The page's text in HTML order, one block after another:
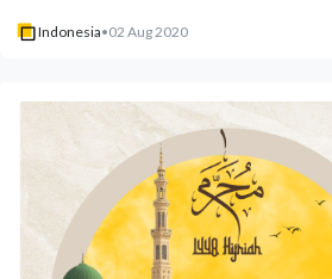
Indonesia•02 Aug 2020